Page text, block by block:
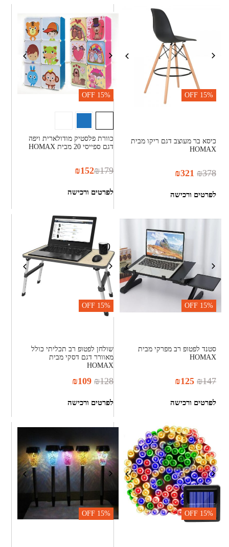
15%
OFF
כיסא בר מעוצב דגם ריקו מבית
HOMAX
₪378
₪321
לפרטים ורכישה
15%
OFF
כוורת פלסטיק מודולארית ויפה
דגם ספייסי 20 מבית HOMAX
₪179
₪152
לפרטים ורכישה
15%
OFF
סטנד לפטופ רב מפרקי מבית
HOMAX
₪147
₪125
לפרטים ורכישה
15%
OFF
שולחן לפטופ רב תכליתי כולל
מאוורר דגם דסקי מבית
HOMAX
₪128
₪109
לפרטים ורכישה
15%
OFF
15%
OFF